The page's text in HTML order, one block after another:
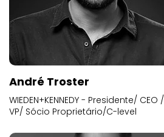
André Troster
WIEDEN+KENNEDY - Presidente/ CEO /
VP/ Sócio Proprietário/C-level